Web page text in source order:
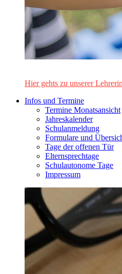
Hier gehts zu unserer
Infos und Termine
Termine Monatsansicht
Jahreskalender
Schulanmeldung
Formulare und
Tage der offenen Tür
Elternsprechtage
Schulautonome Tage
Impressum